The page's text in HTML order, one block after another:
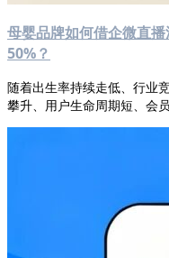
母婴品牌如何借企微直
50%？
随着出生率持续走低、行业
攀升、用户生命周期短、会